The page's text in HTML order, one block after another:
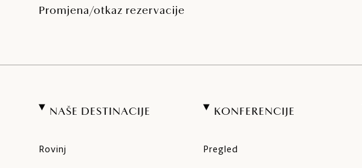
Promjena/otkaz rezervacije
NAŠE DESTINACIJE
Rovinj
KONFERENCIJE
Pregled